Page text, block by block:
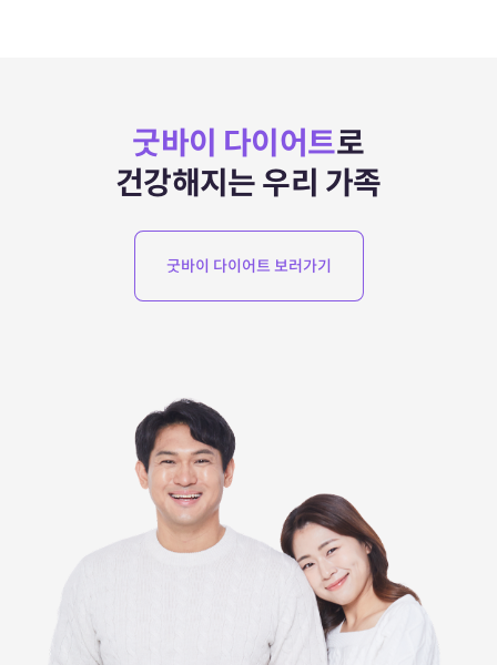
굿바이 다이어트로
건강해지는 우리 가족
굿바이 다이어트 보러가기